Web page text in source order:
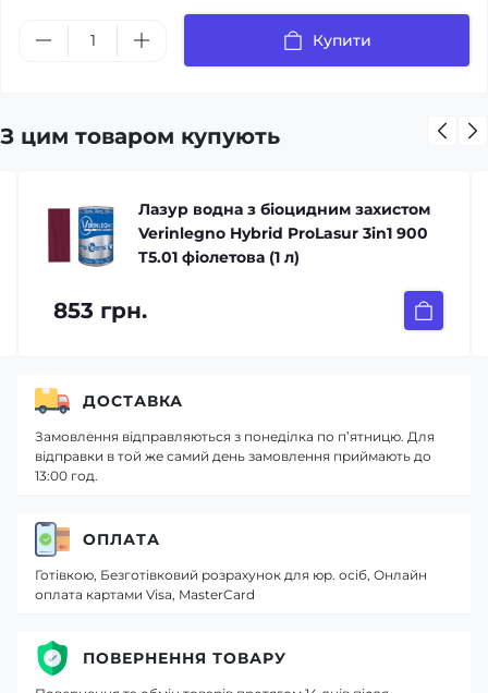
Купити
З цим товаром купують
Лазур водна з біоцидним захистом
Verinlegno Hybrid ProLasur 3in1 900
T5.01 фіолетова (1 л)
853 грн.
ДОСТАВКА
Замовлення відправляються з понеділка по п’ятницю. Для
відправки в той же самий день замовлення приймають до
13:00 год.
ОПЛАТА
Готівкою, Безготівковий розрахунок для юр. осіб, Онлайн
оплата картами Visa, MasterCard
ПОВЕРНЕННЯ ТОВАРУ